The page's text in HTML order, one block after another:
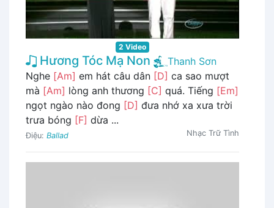
2 Video
Hương Tóc Mạ Non
Thanh Sơn
Nghe [Am] em hát câu dân [D] ca sao mượt
mà [Am] lòng anh thương [C] quá. Tiếng [Em]
ngọt ngào nào đong [D] đưa nhớ xa xưa trời
trưa bóng [F] dừa ...
Điệu: Ballad Nhạc Trữ Tình